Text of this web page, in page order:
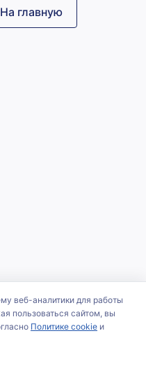
На главную
веб-аналитики для работы
пользоваться сайтом, вы
Политике cookie и